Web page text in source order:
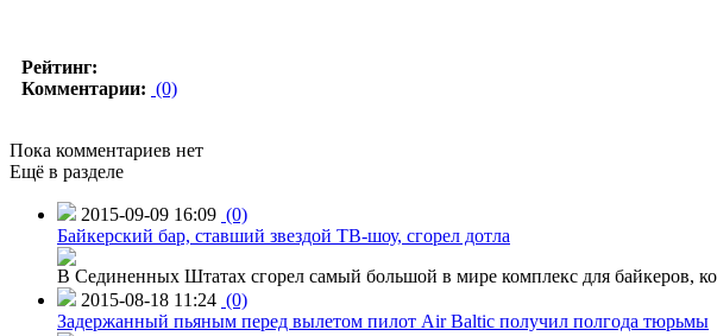
Рейтинг:
Комментарии: (0)
Пока комментариев нет
Ещё в разделе
2015-09-09 16:09 (0)
Байкерский бар, ставший звездой ТВ-шоу, сгорел дотла
В Сединенных Штатах сгорел самый большой в мире комплекс для байкеров,
2015-08-18 11:24 (0)
Задержанный пьяным перед вылетом пилот Air Baltic получил полгода тюрьмы